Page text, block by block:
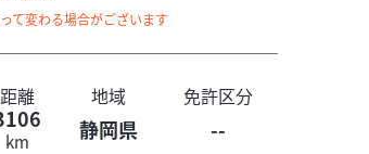
て変わる場合がございます
距離 地域 免許区分
km 静岡県 --